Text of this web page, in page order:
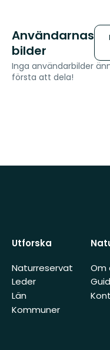
Användarnas
bilder
Inga användarbilder
första att dela!
Utforska
Naturreservat
Leder
Län
Kommuner
Om